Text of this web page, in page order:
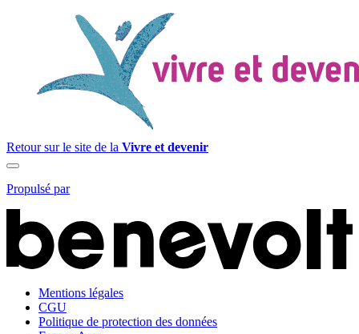
Retour sur le site de la Vivre et devenir
Propulsé par
Mentions légales
CGU
Politique de protection des données